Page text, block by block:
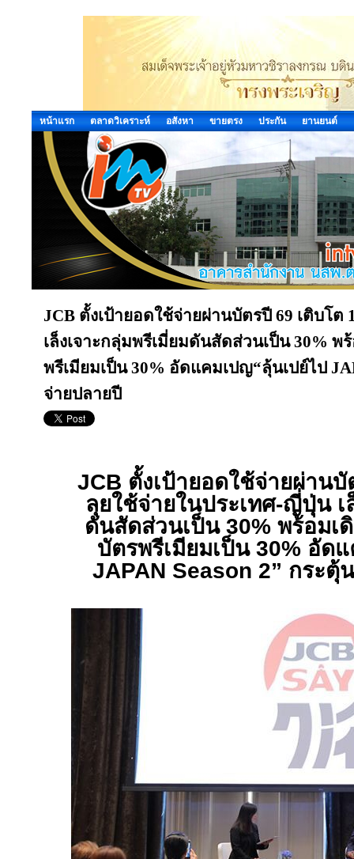
หน้าแรก ตลาดวิเคราะห์ อสังหา ขายตรง ประกัน ยานยนต์
JCB ตั้งเป้ายอดใช้จ่ายผ่านบัตรปี 69 เติบโ
เล็งเจาะกลุ่มพรีเมี่ยมดันสัดส่วนเป็น 30%
พรีเมียมเป็น 30% อัดแคมเปญ“ลุ้นเปย์ไป
จ่ายปลายปี
JCB ตั้งเป้ายอดใช้จ่ายผ่าน
ลุยใช้จ่ายในประเทศ-ญี่ปุ่น เ
ดันสัดส่วนเป็น 30% พร้อม
บัตรพรีเมียมเป็น 30% อัด
JAPAN Season 2” กระตุ้